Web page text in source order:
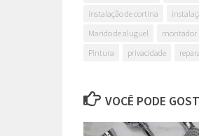
instalação de cortina
Marido de aluguel
montador
Pintura
privacidade
VOCÊ PODE